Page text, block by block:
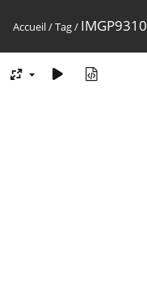
Accueil/Tag/ IMGP9310